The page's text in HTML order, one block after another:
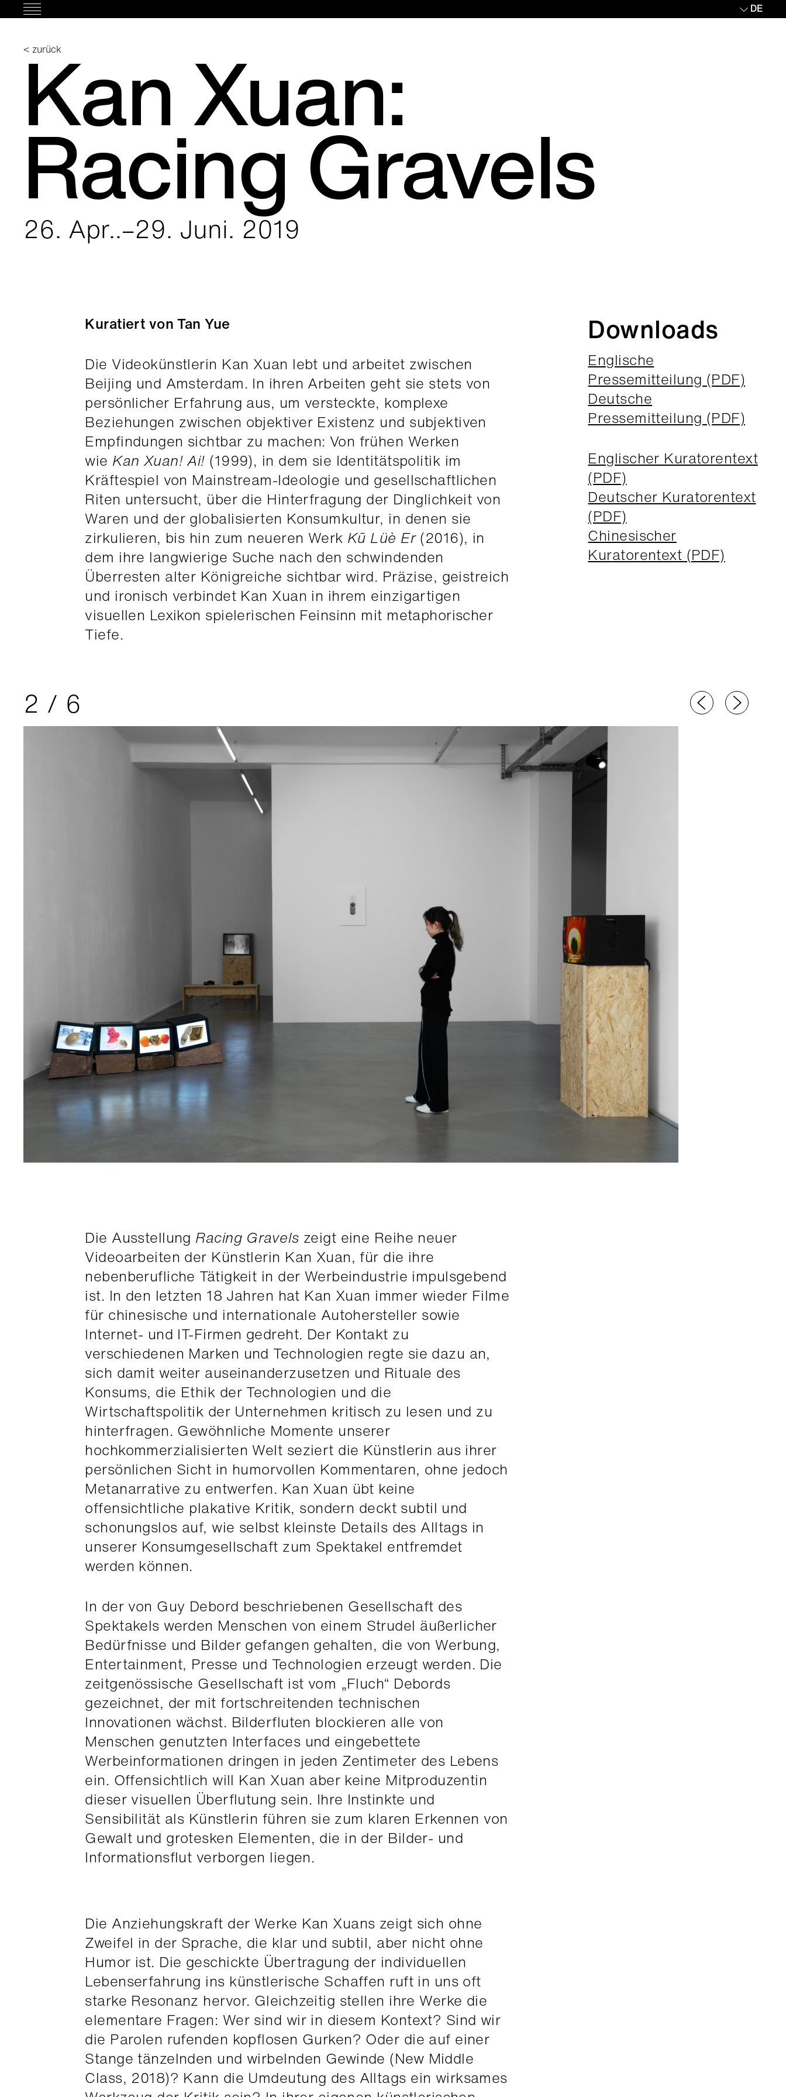
to
Hauptmenü
DE
< zurück
Kan Xuan:
Racing Gravels
26. Apr..–29. Juni. 2019
Kuratiert von Tan Yue
Die Videokünstlerin Kan Xuan lebt und arbeitet zwischen
Beijing und Amsterdam. In ihren Arbeiten geht sie stets von
persönlicher Erfahrung aus, um versteckte, komplexe
Beziehungen zwischen objektiver Existenz und subjektiven
Empfindungen sichtbar zu machen: Von frühen Werken
wie Kan Xuan! Ai! (1999), in dem sie Identitätspolitik im
Kräftespiel von Mainstream-Ideologie und gesellschaftlichen
Riten untersucht, über die Hinterfragung der Dinglichkeit von
Waren und der globalisierten Konsumkultur, in denen sie
zirkulieren, bis hin zum neueren Werk Kū Lüè Er(2016), in
dem ihre langwierige Suche nach den schwindenden
Überresten alter Königreiche sichtbar wird. Präzise, geistreich
und ironisch verbindet Kan Xuan in ihrem einzigartigen
visuellen Lexikon spielerischen Feinsinn mit metaphorischer
Tiefe.
Downloads
Englische
Pressemitteilung (PDF)
Deutsche
Pressemitteilung (PDF)
Englischer Kuratorentext
(PDF)
Deutscher Kuratorentext
(PDF)
Chinesischer
Kuratorentext (PDF)
2 / 6
Die Ausstellung Racing Gravels zeigt eine Reihe neuer
Videoarbeiten der Künstlerin Kan Xuan, für die ihre
nebenberufliche Tätigkeit in der Werbeindustrie impulsgebend
ist. In den letzten 18 Jahren hat Kan Xuan immer wieder Filme
für chinesische und internationale Autohersteller sowie
Internet- und IT-Firmen gedreht. Der Kontakt zu
verschiedenen Marken und Technologien regte sie dazu an,
sich damit weiter auseinanderzusetzen und Rituale des
Konsums, die Ethik der Technologien und die
Wirtschaftspolitik der Unternehmen kritisch zu lesen und zu
hinterfragen. Gewöhnliche Momente unserer
hochkommerzialisierten Welt seziert die Künstlerin aus ihrer
persönlichen Sicht in humorvollen Kommentaren, ohne jedoch
Metanarrative zu entwerfen. Kan Xuan übt keine
offensichtliche plakative Kritik, sondern deckt subtil und
schonungslos auf, wie selbst kleinste Details des Alltags in
unserer Konsumgesellschaft zum Spektakel entfremdet
werden können.
In der von Guy Debord beschriebenen Gesellschaft des
Spektakels werden Menschen von einem Strudel äußerlicher
Bedürfnisse und Bilder gefangen gehalten, die von Werbung,
Entertainment, Presse und Technologien erzeugt werden. Die
zeitgenössische Gesellschaft ist vom „Fluch“ Debords
gezeichnet, der mit fortschreitenden technischen
Innovationen wächst. Bilderfluten blockieren alle von
Menschen genutzten Interfaces und eingebettete
Werbeinformationen dringen in jeden Zentimeter des Lebens
ein. Offensichtlich will Kan Xuan aber keine Mitproduzentin
dieser visuellen Überflutung sein. Ihre Instinkte und
Sensibilität als Künstlerin führen sie zum klaren Erkennen von
Gewalt und grotesken Elementen, die in der Bilder- und
Informationsflut verborgen liegen.
Die Anziehungskraft der Werke Kan Xuans zeigt sich ohne
Zweifel in der Sprache, die klar und subtil, aber nicht ohne
Humor ist. Die geschickte Übertragung der individuellen
Lebenserfahrung ins künstlerische Schaffen ruft in uns oft
starke Resonanz hervor. Gleichzeitig stellen ihre Werke die
elementare Fragen: Wer sind wir in diesem Kontext? Sind wir
die Parolen rufenden kopflosen Gurken? Oder die auf einer
Stange tänzelnden und wirbelnden Gewinde (New Middle
Class, 2018)? Kann die Umdeutung des Alltags ein wirksames